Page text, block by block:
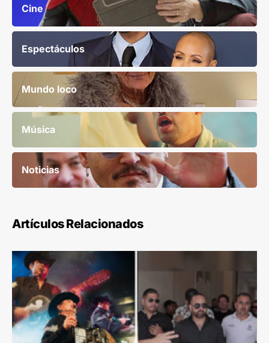
Cine
Espectáculos
Mundo loco
Música
Noticias
Artículos Relacionados